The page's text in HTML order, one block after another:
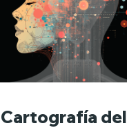
Cartografía del